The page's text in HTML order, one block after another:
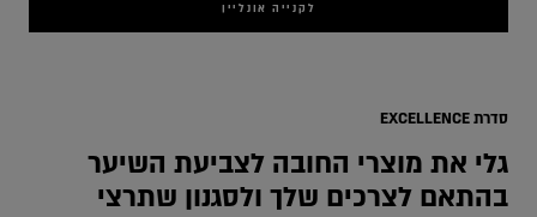
לקנייה אונליין
גלי את מוצרי החובה לצביעת השיער
בהתאם לצרכים שלך ולסגנון שתרצי
סדרת EXCELLENCE